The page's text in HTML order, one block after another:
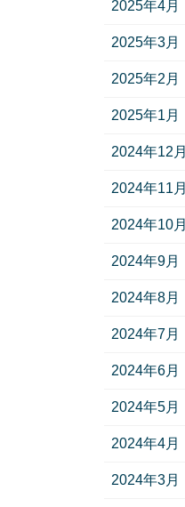
2025年4月
2025年3月
2025年2月
2025年1月
2024年12月
2024年11月
2024年10月
2024年9月
2024年8月
2024年7月
2024年6月
2024年5月
2024年4月
2024年3月